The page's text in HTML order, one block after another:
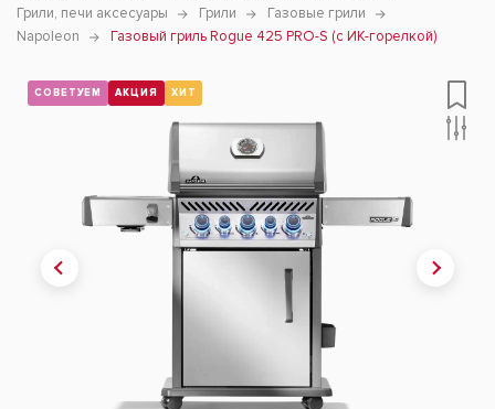
Грили, печи аксесуары
Грили
Газовые грили
Napoleon
Газовый гриль Rogue 425 PRO-S (с ИК-горелкой)
СОВЕТУЕМ АКЦИЯ ХИТ